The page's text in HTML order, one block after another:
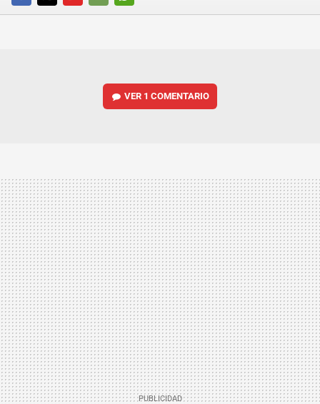
FACEBOOKTWITTERFLIPBOARD
E-
WHATSAPP
VER 1 COMENTARIO